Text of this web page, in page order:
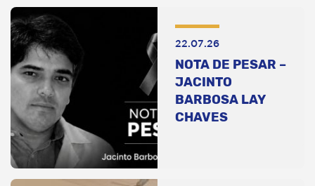
22.07.26
NOTA DE PESAR –
JACINTO
BARBOSA LAY
CHAVES